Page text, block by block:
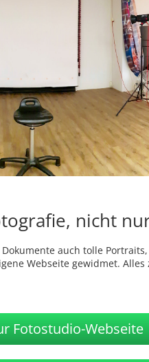
nicht
auch tolle
Webseite gewidmet.
Fotostudio-Webseite